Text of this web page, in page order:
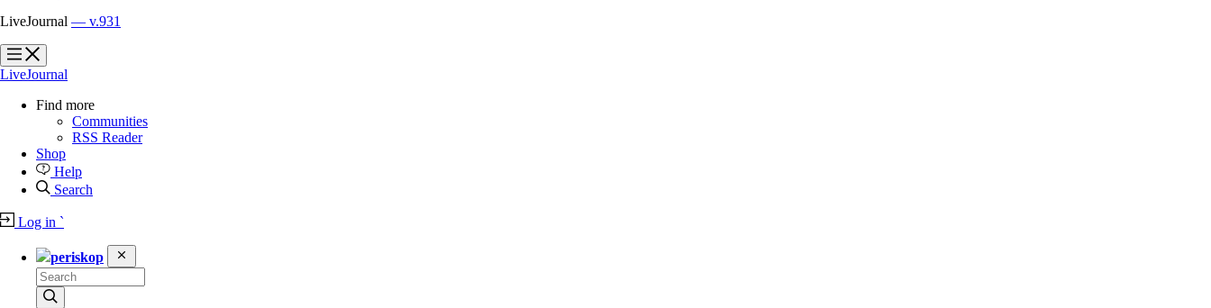
LiveJournal — v.931
?
?
LiveJournal
Find more
Communities
RSS Reader
Shop
Help
Search
Log in `
periskop